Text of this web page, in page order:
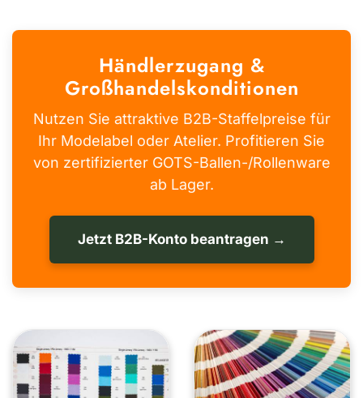
Händlerzugang &
Großhandelskonditionen
Nutzen Sie attraktive B2B-Staffelpreise für
Ihr Modelabel oder Atelier. Profitieren Sie
von zertifizierter GOTS-Ballen-/Rollenware
ab Lager.
Jetzt B2B-Konto beantragen →